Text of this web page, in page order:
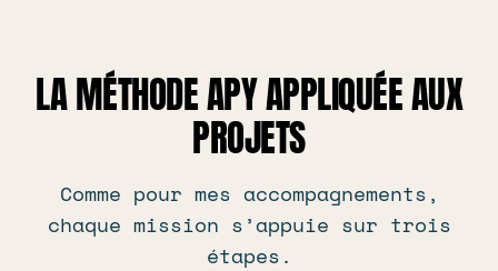
LA MÉTHODE APY APPLIQUÉE AUX
PROJETS
Comme pour mes accompagnements,
chaque mission s’appuie sur trois
étapes.